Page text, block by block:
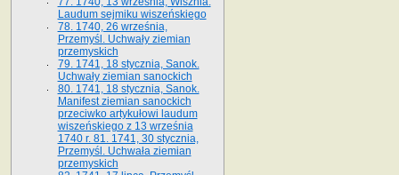
Laudum sejmiku wiszeńskiego
78. 1740, 26 września,
Przemyśl. Uchwały ziemian
przemyskich
79. 1741, 18 stycznia, Sanok.
Uchwały ziemian sanockich
80. 1741, 18 stycznia, Sanok.
Manifest ziemian sanockich
przeciwko artykułowi laudum
wiszeńskiego z 13 wrze­śnia
1740 r. 81. 1741, 30 stycznia,
Przemyśl. Uchwała ziemian
przemyskich